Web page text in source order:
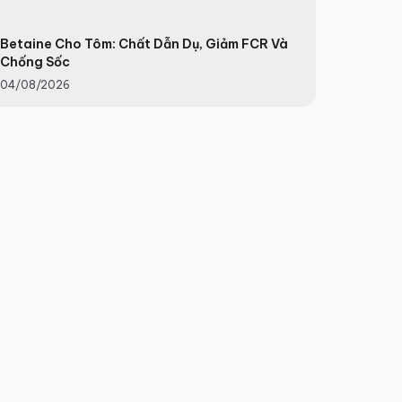
Betaine Cho Tôm: Chất Dẫn Dụ, Giảm FCR Và
Chống Sốc
04/08/2026